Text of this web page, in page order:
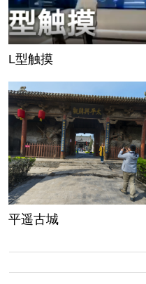
L型触摸
平遥古城